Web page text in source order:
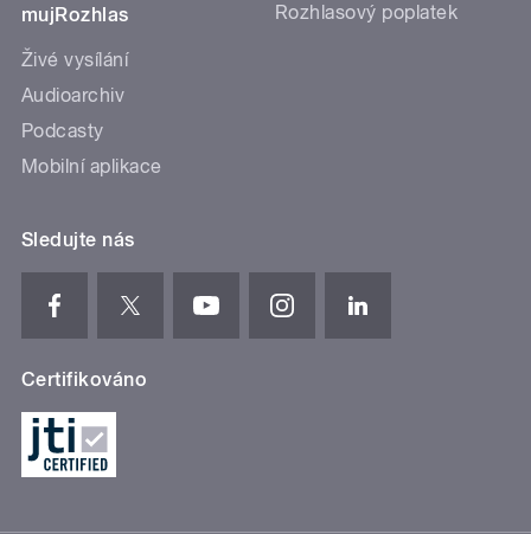
mujRozhlas
Živé vysílání
Audioarchiv
Podcasty
Mobilní aplikace
Rozhlasový poplatek
Sledujte nás
Certifikováno